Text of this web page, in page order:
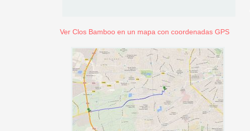
Ver Clos Bamboo en un mapa con coordenadas GPS